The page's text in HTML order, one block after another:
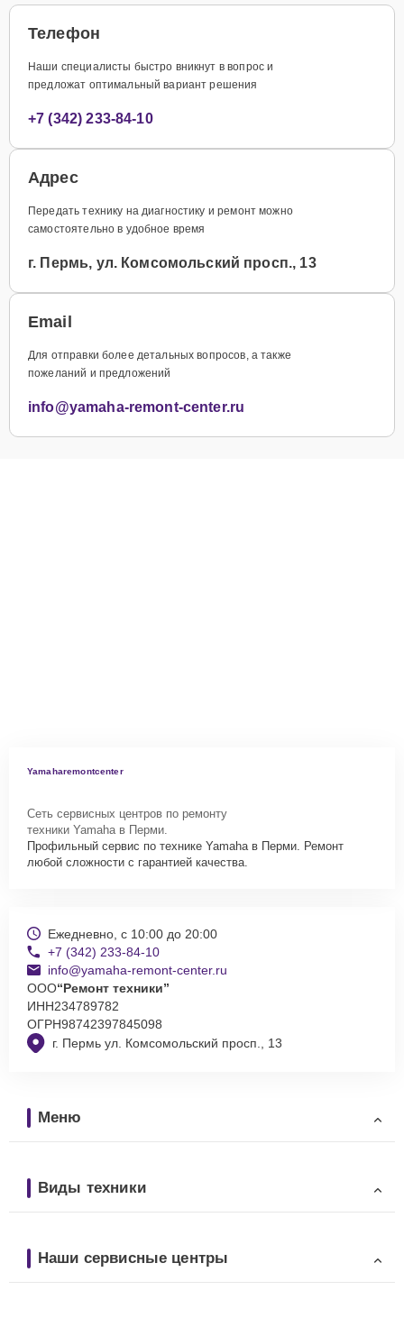
Телефон
Наши специалисты быстро вникнут в вопрос и
предложат оптимальный вариант решения
+7 (342) 233-84-10
Адрес
Передать технику на диагностику и ремонт можно
самостоятельно в удобное время
г. Пермь, ул. Комсомольский просп., 13
Email
Для отправки более детальных вопросов, а также
пожеланий и предложений
info@yamaha-remont-center.ru
Yamaharemontcenter
Сеть сервисных центров по ремонту
техники Yamaha в Перми.
Профильный сервис по технике Yamaha в Перми. Ремонт
любой сложности с гарантией качества.
г. Пермь ул. Комсомольский просп., 13
Ежедневно, с 10:00 до 20:00
+7 (342) 233-84-10
info@yamaha-remont-center.ru
ООО“Ремонт техники”
ИНН234789782
ОГРН98742397845098
Меню
Виды техники
Наши сервисные центры